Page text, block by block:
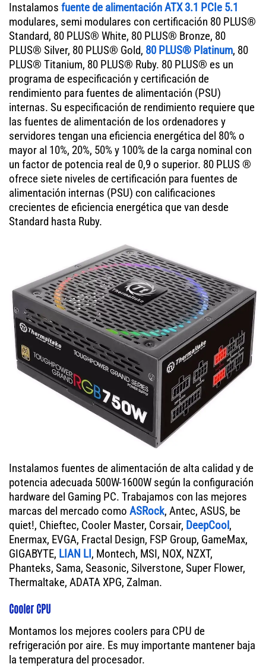
Instalamos fuente de alimentación ATX 3.1 PCIe 5.1
modulares, semi modulares con certificación 80 PLUS®
Standard, 80 PLUS® White, 80 PLUS® Bronze, 80
PLUS® Silver, 80 PLUS® Gold, 80 PLUS® Platinum, 80
PLUS® Titanium, 80 PLUS® Ruby. 80 PLUS® es un
programa de especificación y certificación de
rendimiento para fuentes de alimentación (PSU)
internas. Su especificación de rendimiento requiere que
las fuentes de alimentación de los ordenadores y
servidores tengan una eficiencia energética del 80% o
mayor al 10%, 20%, 50% y 100% de la carga nominal con
un factor de potencia real de 0,9 o superior. 80 PLUS ®
ofrece siete niveles de certificación para fuentes de
alimentación internas (PSU) con calificaciones
crecientes de eficiencia energética que van desde
Standard hasta Ruby.
Instalamos fuentes de alimentación de alta calidad y de
potencia adecuada 500W-1600W según la configuración
hardware del Gaming PC. Trabajamos con las mejores
marcas del mercado como ASRock, Antec, ASUS, be
quiet!, Chieftec, Cooler Master, Corsair, DeepCool,
Enermax, EVGA, Fractal Design, FSP Group, GameMax,
GIGABYTE, LIAN LI, Montech, MSI, NOX, NZXT,
Phanteks, Sama, Seasonic, Silverstone, Super Flower,
Thermaltake, ADATA XPG, Zalman.
Cooler CPU
Montamos los mejores coolers para CPU de
refrigeración por aire. Es muy importante mantener baja
la temperatura del procesador.